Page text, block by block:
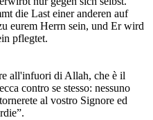
die Last einer anderen auf
eurem Herrn sein, und Er wird
pflegtet.
all'infuori di Allah, che è il
contro se stesso: nessuno
al vostro Signore ed